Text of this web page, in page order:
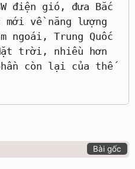
điện gió, đưa Bắc
về năng lượng
ngoái, Trung Quốc
trời, nhiều hơn
còn lại của thế
Bài gốc